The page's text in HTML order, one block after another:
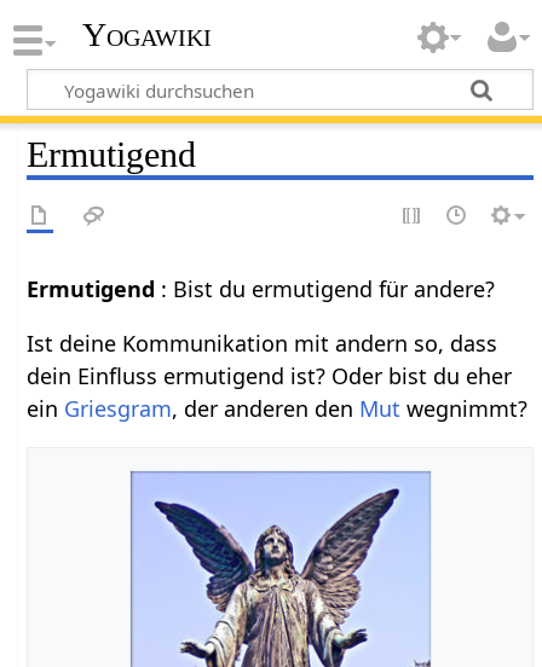
Yogawiki
Ermutigend
: Bist du ermutigend für andere?
Ist deine Kommunikation mit andern so, dass
dein Einfluss ermutigend ist? Oder bist du eher
ein Griesgram, der anderen den Mut wegnimmt?